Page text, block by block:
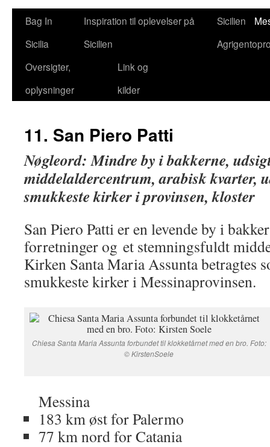
Bag In
Sicilia
Inspiration til oplevelser på
Sicilien
Sicilien
Oversigter,
oplysninger
Link og
kilder
11. San Piero Patti
Nøgleord: Mindre by i bakkerne,
middelaldercentrum, arabisk kvarter,
smukkeste kirker i provinsen, kloster
San Piero Patti er en levende by i
forretninger og et stemningsfuldt
Kirken Santa Maria Assunta betragtes
smukkeste kirker i Messinaprovinsen.
Chiesa Santa Maria Assunta forbundet til klokketårnet med en bro. Foto:
© KirstenSoele
Messina
183 km øst for Palermo
77 km nord for Catania